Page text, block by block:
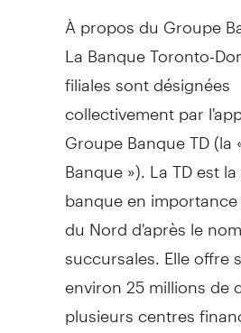
À propos du Groupe
La Banque Toronto-
filiales sont désignées
collectivement par
Groupe Banque TD (la
Banque »). La TD est
banque en
du Nord d'après le
succursales. Elle offre
environ 25 millions de
plusieurs centres